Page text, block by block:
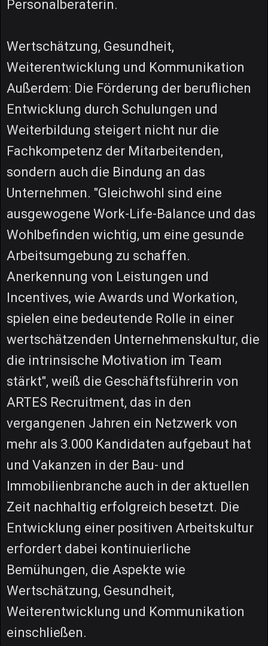
Personalberaterin.
Wertschätzung, Gesundheit,
Weiterentwicklung und Kommunikation
Außerdem: Die Förderung der beruflichen
Entwicklung durch Schulungen und
Weiterbildung steigert nicht nur die
Fachkompetenz der Mitarbeitenden,
sondern auch die Bindung an das
Unternehmen. "Gleichwohl sind eine
ausgewogene Work-Life-Balance und das
Wohlbefinden wichtig, um eine gesunde
Arbeitsumgebung zu schaffen.
Anerkennung von Leistungen und
Incentives, wie Awards und Workation,
spielen eine bedeutende Rolle in einer
wertschätzenden Unternehmenskultur, die
die intrinsische Motivation im Team
stärkt", weiß die Geschäftsführerin von
ARTES Recruitment, das in den
vergangenen Jahren ein Netzwerk von
mehr als 3.000 Kandidaten aufgebaut hat
und Vakanzen in der Bau- und
Immobilienbranche auch in der aktuellen
Zeit nachhaltig erfolgreich besetzt. Die
Entwicklung einer positiven Arbeitskultur
erfordert dabei kontinuierliche
Bemühungen, die Aspekte wie
Wertschätzung, Gesundheit,
Weiterentwicklung und Kommunikation
einschließen.